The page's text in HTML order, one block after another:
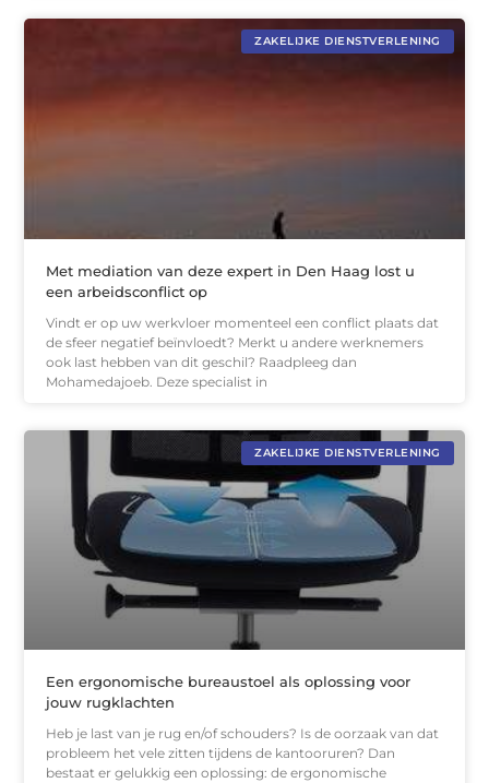
ZAKELIJKE DIENSTVERLENING
Met mediation van deze expert in Den Haag lost u
een arbeidsconflict op
Vindt er op uw werkvloer momenteel een conflict plaats dat
de sfeer negatief beïnvloedt? Merkt u andere werknemers
ook last hebben van dit geschil? Raadpleeg dan
Mohamedajoeb. Deze specialist in
ZAKELIJKE DIENSTVERLENING
Een ergonomische bureaustoel als oplossing voor
jouw rugklachten
Heb je last van je rug en/of schouders? Is de oorzaak van dat
probleem het vele zitten tijdens de kantooruren? Dan
bestaat er gelukkig een oplossing: de ergonomische